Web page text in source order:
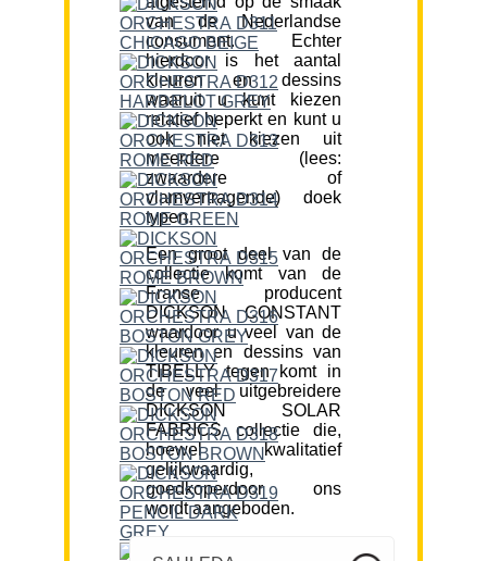
van de Nederlandse
consument. Echter
hierdoor is het aantal
kleuren en dessins
waaruit u kunt kiezen
relatief beperkt en kunt u
ook niet kiezen uit
meerdere (lees:
zwaardere of
vlamvertragende) doek
typen.
Een groot deel van de
collectie komt van de
Franse producent
DICKSON CONSTANT
waardoor u veel van de
kleuren en dessins van
TIBELLY tegen komt in
de veel uitgebreidere
DICKSON SOLAR
FABRICS collectie die,
hoewel kwalitatief
gelijkwaardig,
goedkoperdoor ons
wordt aangeboden.